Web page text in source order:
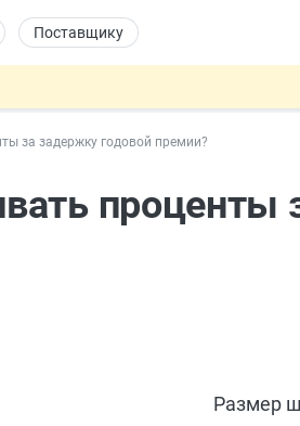
Поставщику
стран#бухгалтеру
#бухгалтеру
за задержку годовой премии?
проценты
Размер